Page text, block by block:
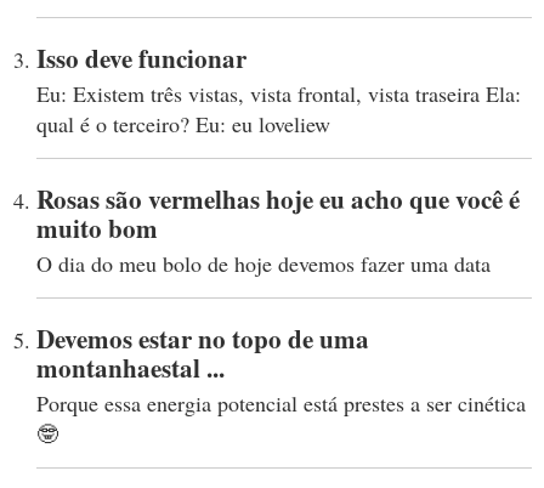
Isso deve funcionar
Eu: Existem três vistas, vista frontal, vista traseira Ela:
qual é o terceiro? Eu: eu loveliew
Rosas são vermelhas hoje eu acho que você é
muito bom
O dia do meu bolo de hoje devemos fazer uma data
Devemos estar no topo de uma
montanhaestal ...
Porque essa energia potencial está prestes a ser cinética
🤓